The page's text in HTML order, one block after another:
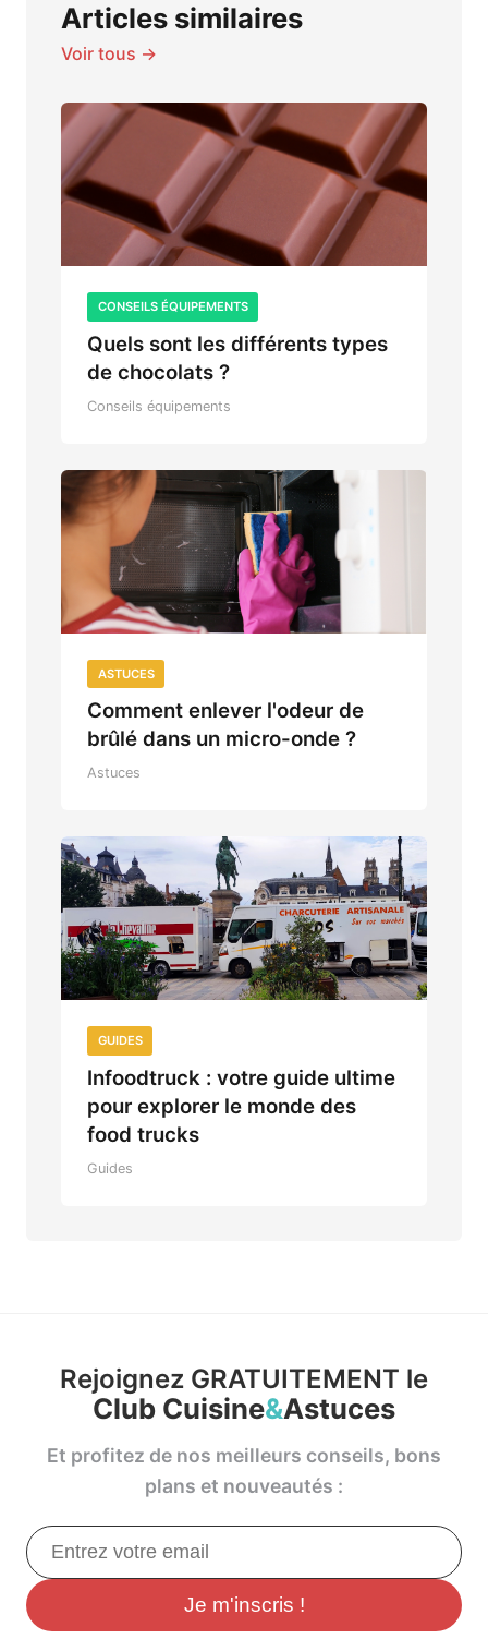
Articles similaires
Voir tous →
CONSEILS ÉQUIPEMENTS
Quels sont les différents types
de chocolats ?
Conseils équipements
ASTUCES
Comment enlever l'odeur de
brûlé dans un micro-onde ?
Astuces
GUIDES
Infoodtruck : votre guide ultime
pour explorer le monde des
food trucks
Guides
Rejoignez GRATUITEMENT le
Club Cuisine&Astuces
Et profitez de nos meilleurs conseils, bons
plans et nouveautés :
Je m'inscris !